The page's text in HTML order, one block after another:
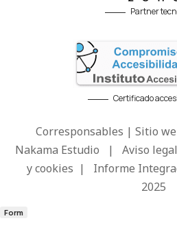
Partner
Certificado
Corresponsables | Sitio
Nakama Estudio | Aviso
y cookies | Informe
2025
Form